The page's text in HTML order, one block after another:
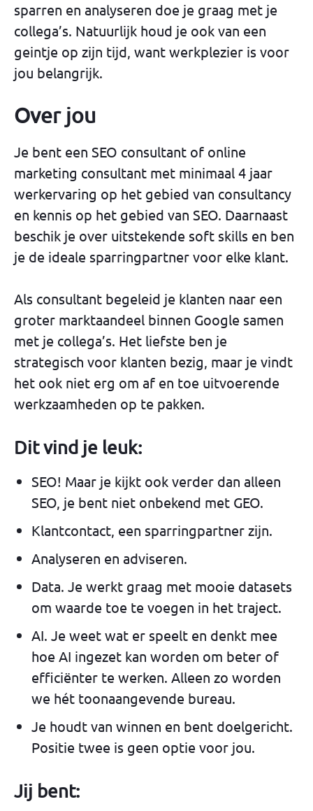
sparren en analyseren doe je graag met je
collega’s. Natuurlijk houd je ook van een
geintje op zijn tijd, want werkplezier is voor
jou belangrijk.
Over jou
Je bent een SEO consultant of online
marketing consultant met minimaal 4 jaar
werkervaring op het gebied van consultancy
en kennis op het gebied van SEO. Daarnaast
beschik je over uitstekende soft skills en ben
je de ideale sparringpartner voor elke klant.
Als consultant begeleid je klanten naar een
groter marktaandeel binnen Google samen
met je collega’s. Het liefste ben je
strategisch voor klanten bezig, maar je vindt
het ook niet erg om af en toe uitvoerende
werkzaamheden op te pakken.
Dit vind je leuk:
SEO! Maar je kijkt ook verder dan alleen
SEO, je bent niet onbekend met GEO.
Klantcontact, een sparringpartner zijn.
Analyseren en adviseren.
Data. Je werkt graag met mooie datasets
om waarde toe te voegen in het traject.
AI. Je weet wat er speelt en denkt mee
hoe AI ingezet kan worden om beter of
efficiënter te werken. Alleen zo worden
we hét toonaangevende bureau.
Je houdt van winnen en bent doelgericht.
Positie twee is geen optie voor jou.
Jij bent: